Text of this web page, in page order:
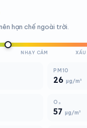
hạn chế ngoài trời.
NHẠY CẢM XẤU
PM10
26 µg/m³
O₃
57 µg/m³